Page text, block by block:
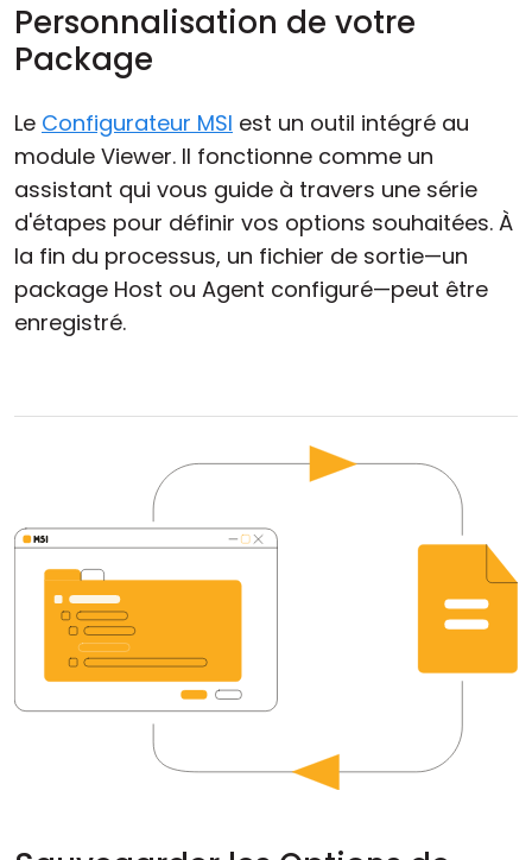
Personnalisation de votre
Package
Le Configurateur MSI est un outil intégré au
module Viewer. Il fonctionne comme un
assistant qui vous guide à travers une série
d'étapes pour définir vos options souhaitées. À
la fin du processus, un fichier de sortie—un
package Host ou Agent configuré—peut être
enregistré.